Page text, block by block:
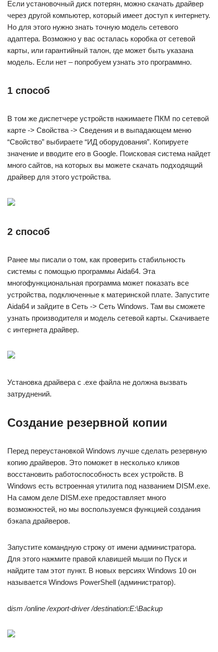
Если установочный диск потерян, можно скачать драйвер
через другой компьютер, который имеет доступ к интернету.
Но для этого нужно знать точную модель сетевого
адаптера. Возможно у вас осталась коробка от сетевой
карты, или гарантийный талон, где может быть указана
модель. Если нет – попробуем узнать это программно.
1 способ
В том же диспетчере устройств нажимаете ПКМ по сетевой
карте -> Свойства -> Сведения и в выпадающем меню
“Свойство” выбираете “ИД оборудования”. Копируете
значение и вводите его в Google. Поисковая система найдет
много сайтов, на которых вы можете скачать подходящий
драйвер для этого устройства.
2 способ
Ранее мы писали о том, как проверить стабильность
системы с помощью программы Aida64. Эта
многофункциональная программа может показать все
устройства, подключенные к материнской плате. Запустите
Aida64 и зайдите в Сеть -> Сеть Windows. Там вы сможете
узнать производителя и модель сетевой карты. Скачиваете
с интернета драйвер.
Установка драйвера с .exe файла не должна вызвать
затруднений.
Создание резервной копии
Перед переустановкой Windows лучше сделать резервную
копию драйверов. Это поможет в несколько кликов
восстановить работоспособность всех устройств. В
Windows есть встроенная утилита под названием DISM.exe.
На самом деле DISM.exe предоставляет много
возможностей, но мы воспользуемся функцией создания
бэкапа драйверов.
Запустите командную строку от имени администратора.
Для этого нажмите правой клавишей мыши по Пуск и
найдите там этот пункт. В новых версиях Windows 10 он
называется Windows PowerShell (администратор).
dism /online /export-driver /destination:E:\Backup